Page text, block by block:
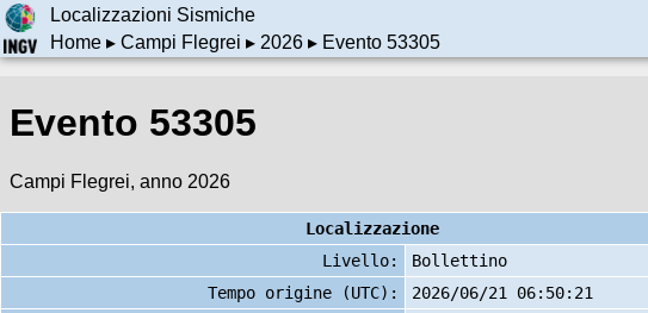
Localizzazioni Sismiche
Home▸ Campi Flegrei ▸ 2026▸ Evento 53305
Evento 53305
Campi Flegrei, anno 2026
Localizzazione
Livello:
Bollettino
Tempo origine (UTC):
2026/06/21 06:50:21